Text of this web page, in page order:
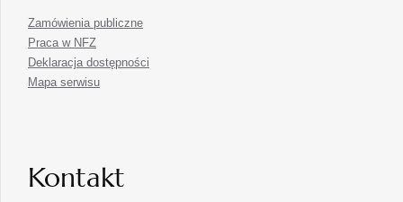
Zamówienia publiczne
Praca w NFZ
Deklaracja dostępności
Mapa serwisu
Kontakt